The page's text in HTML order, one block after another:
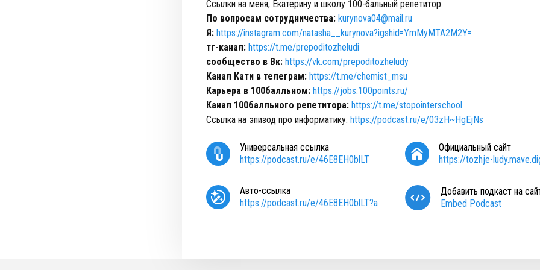
Ссылки на меня, Екатерину и школу 100-бальный репетитор:
По вопросам сотрудничества: kurynova04@mail.ru
Я: https://instagram.com/natasha__kurynova?igshid=YmMyMTA2M2Y=
тг-канал: https://t.me/prepoditozheludi
сообщество в Вк: https://vk.com/prepoditozheludy
Канал Кати в телеграм: https://t.me/chemist_msu
Карьера в 100балльном: https://jobs.100points.ru/
Канал 100балльного репетитора: https://t.me/stopointerschool
Ссылка на эпизод про информатику: https://podcast.ru/e/03zH~HgEjNs
Универсальная ссылка
https://podcast.ru/e/46E8EH0blLT
Официальный сайт
https://tozhje-
Авто-ссылка
https://podcast.ru/e/46E8EH0blLT?a
Добавить подкаст на
Embed Podcast